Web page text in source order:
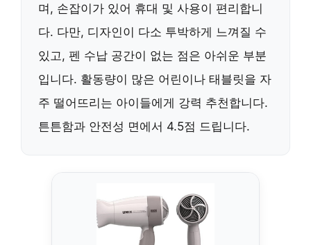
며, 손잡이가 있어 휴대 및 사용이 편리합니
다. 다만, 디자인이 다소 투박하게 느껴질 수
있고, 펜 수납 공간이 없는 점은 아쉬운 부분
입니다. 활동량이 많은 어린이나 태블릿을 자
주 떨어뜨리는 아이들에게 강력 추천합니다.
튼튼함과 안전성 면에서 4.5점 드립니다.